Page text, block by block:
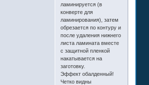
ламинируется (в
конверте для
ламинирования), затем
обрезается по контуру и
после удаления нижнего
листа ламината вместе
с защитной пленкой
накатывается на
заготовку.
Эффект обалденный!
Четко видны